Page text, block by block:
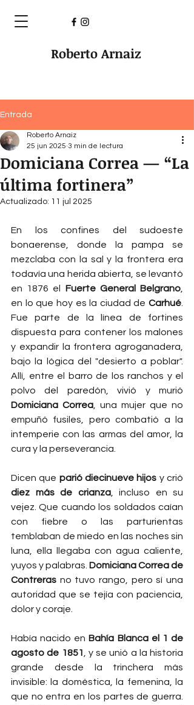
Roberto Arnaiz
Entrada
Domiciana Correa — “La
última fortinera”
Roberto Arnaiz
25 jun 2025 3 min de lectura
Actualizado: 11 jul 2025
En los confines del sudoeste
bonaerense, donde la pampa se
mezclaba con la sal y la frontera era
todavía una herida abierta, se levantó
en 1876 el Fuerte General Belgrano
en lo que hoy es la ciudad de Carhué
Fue parte de la línea de fortines
dispuesta para contener los malones
y expandir la frontera agroganadera,
bajo la lógica del "desierto a poblar".
Allí, entre el barro de los ranchos y el
Domiciana Correa , una mujer que no
empuñó fusiles, pero combatió a la
intemperie con las armas del amor, la
cura y la perseverancia.
Dicen que parió diecinueve hijos
diez más de crianza, incluso en su
vejez. Que cuando los soldados caían
con fiebre o las parturientas
temblaban de miedo en las noches sin
luna, ella llegaba con agua caliente,
yuyos y palabras. Domiciana Correa de
Contreras no tuvo rango, pero sí una
autoridad que se tejía con paciencia,
dolor y coraje.
Había nacido en Bahía Blanca el 1 de
agosto de 1851 , y se unió a la historia
grande desde la trinchera más
invisible: la doméstica, la femenina, la
que no entra en los partes de guerra.